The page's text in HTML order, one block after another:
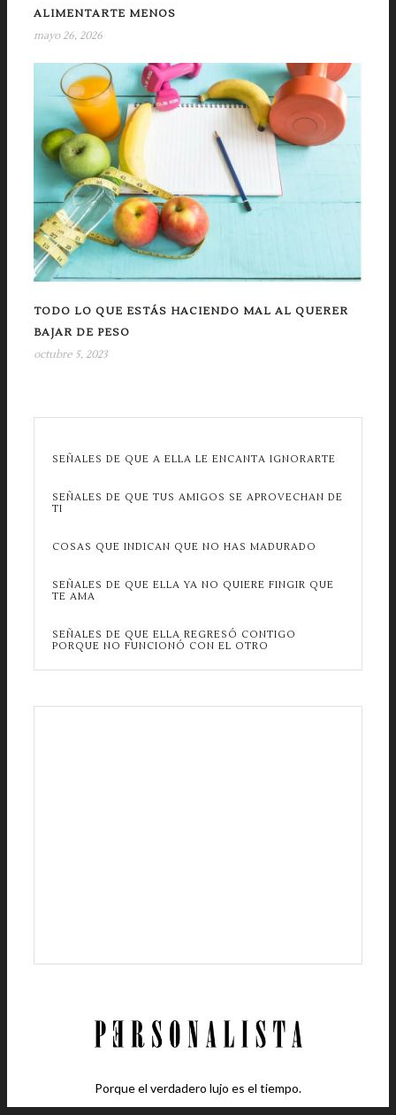
ALIMENTARTE MENOS
mayo 26, 2026
TODO LO QUE ESTÁS HACIENDO MAL AL QUERER
BAJAR DE PESO
octubre 5, 2023
SEÑALES DE QUE A ELLA LE ENCANTA IGNORARTE
SEÑALES DE QUE TUS AMIGOS SE APROVECHAN DE
TI
COSAS QUE INDICAN QUE NO HAS MADURADO
SEÑALES DE QUE ELLA YA NO QUIERE FINGIR QUE
TE AMA
SEÑALES DE QUE ELLA REGRESÓ CONTIGO
PORQUE NO FUNCIONÓ CON EL OTRO
Porque el verdadero lujo es el tiempo.